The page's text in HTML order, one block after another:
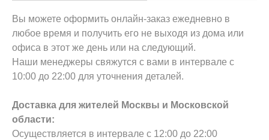
Вы можете оформить онлайн-заказ ежедневно в
любое время и получить его не выходя из дома или
офиса в этот же день или на следующий.
Наши менеджеры свяжутся с вами в интервале с
10:00 до 22:00 для уточнения деталей.
Доставка для жителей Москвы и Московской
области:
Осуществляется в интервале с 12:00 до 22:00